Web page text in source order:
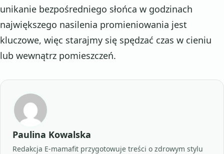
unikanie bezpośredniego słońca w godzinach
największego nasilenia promieniowania jest
kluczowe, więc starajmy się spędzać czas w cieniu
lub wewnątrz pomieszczeń.
Paulina Kowalska
Redakcja E-mamafit przygotowuje treści o zdrowym stylu